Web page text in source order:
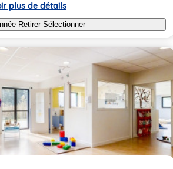
plus de détails
RetirerSélectionner